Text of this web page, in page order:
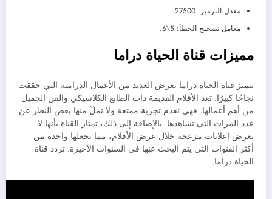
معدل الترميز: 27500.
معامل تصحيح الخطأ: 5\6.
مميزات قناة الحياة دراما
تتميز قناة الحياة دراما بعرض العديد من الأعمال الدرامية التي حققت
نجاحًا كبيرًا. تعد الأفلام القديمة ذات الطابع الكلاسيكي والفن الجميل
من أهم أعمالها. فهي تقدم تجربة ممتعة ولا تملّ منها بغض النظر عن
عدد المرات التي تشاهدها. بالإضافة إلى ذلك، تمتاز القناة بأنها لا
تعرض إعلانات مزعجة خلال عرض الأفلام، مما يجعلها واحدة من
أكثر القنوات التي يتم البحث عنها في السنوات الأخيرة. تردد قناة
الحياة دراما.